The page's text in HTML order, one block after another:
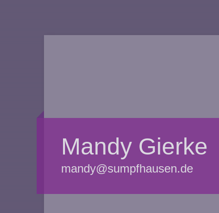
Mandy Gierke
mandy@sumpfhausen.de